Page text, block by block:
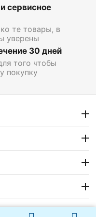
сервисное
те товары, в
уверены
30 дней
того чтобы
покупку